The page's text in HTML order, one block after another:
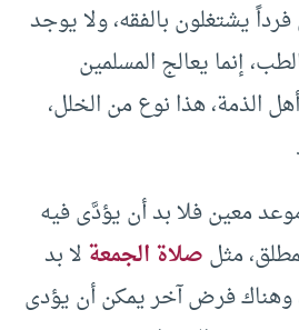
يشتغلون بالفقه، ولا يوجد
إنما يعالج المسلمين
الذمة، هذا نوع من الخلل،
معين فلا بد أن يؤدَّى فيه
مثلصلاة الجمعةلا بد
فرض آخر يمكن أن يؤدى